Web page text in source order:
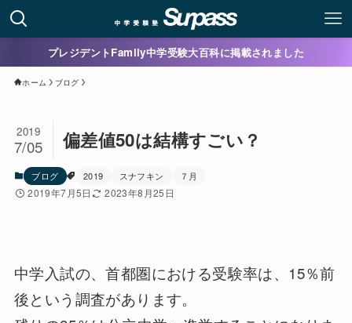
プレジデントFamily中学受験大百科に掲載されました
ホーム ブログ
偏差値50は結構すごい？
2019
7/05
ブログ 2019 スナフキン ７月
2019年7月5日 2023年8月25日
中学入試の、首都圏における受験率は、15％前
後という調査があります。